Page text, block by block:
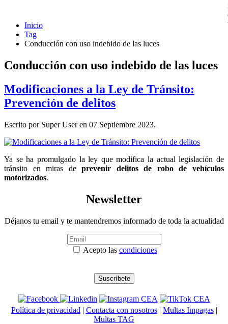
Inicio
Tag
Conducción con uso indebido de las luces
Conducción con uso indebido de las luces
Modificaciones a la Ley de Tránsito:
Prevención de delitos
Escrito por Super User en 07 Septiembre 2023.
Ya se ha promulgado la ley que modifica la actual legislación de
tránsito en miras deprevenir delitos de robo de vehículos
motorizados.
Newsletter
Déjanos tu email y te mantendremos informado de toda la actualidad
Acepto las condiciones
Política de privacidad | Contacta con nosotros| Multas Impagas|
Multas TAG